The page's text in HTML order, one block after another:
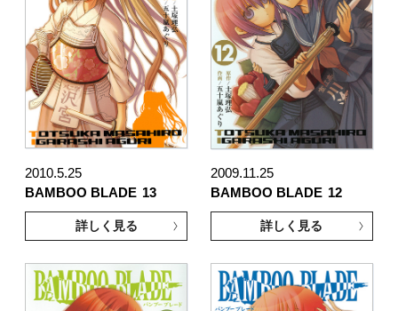
2010.5.25
BAMBOO BLADE 13
詳しく見る
2009.11.25
BAMBOO BLADE 12
詳しく見る